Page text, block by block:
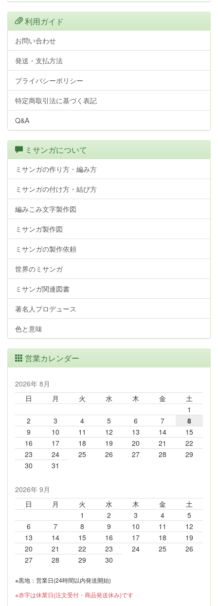
利用ガイド
お問い合わせ
発送・支払方法
プライバシーポリシー
特定商取引法に基づく表記
Q&A
ミサンガについて
ミサンガの作り方・編み方
ミサンガの付け方・結び方
編みこみ文字製作図
ミサンガ製作図
ミサンガの製作依頼
世界のミサンガ
ミサンガ関連図書
著名人プロデュース
色と意味
営業カレンダー
2026年 8月
日
月 火 水 木 金
土
1
2
3 4 5 6 7
8
9
10 11 12 13 14
15
16
17 18 19 20 21
22
23
24 25 26 27 28
29
30
31
2026年 9月
日
月 火 水 木 金
土
1
2 3 4
5
6
7 8 9 10 11
12
13
14 15 16 17 18
19
20
21 22 23 24 25
26
27
28 29 30
※黒地：営業日(24時間以内発送開始)
※赤字は休業日(注文受付・商品発送休み)です